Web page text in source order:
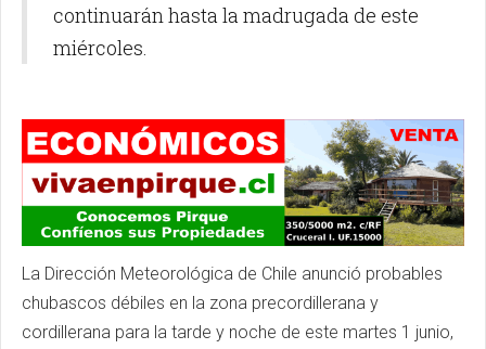
continuarán hasta la madrugada de este
miércoles.
La Dirección Meteorológica de Chile anunció probables
chubascos débiles en la zona precordillerana y
cordillerana para la tarde y noche de este martes 1 junio,